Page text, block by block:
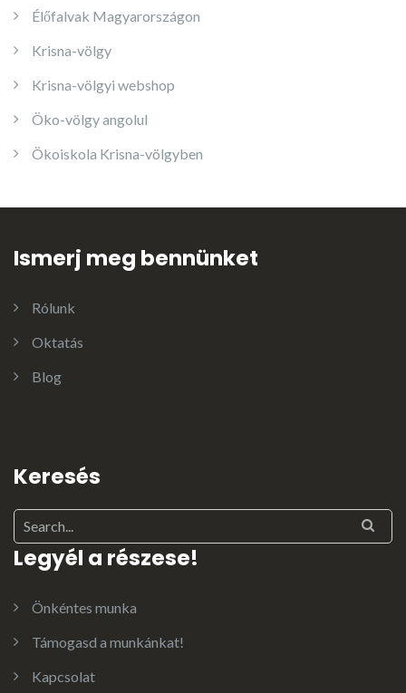
Élőfalvak Magyarországon
Krisna-völgy
Krisna-völgyi webshop
Öko-völgy angolul
Ökoiskola Krisna-völgyben
Ismerj meg bennünket
Rólunk
Oktatás
Blog
Keresés
Legyél a részese!
Önkéntes munka
Támogasd a munkánkat!
Kapcsolat